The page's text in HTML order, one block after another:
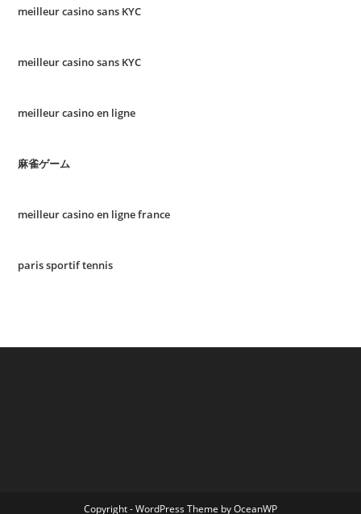
meilleur casino sans KYC
meilleur casino sans KYC
meilleur casino en ligne
麻雀ゲーム
meilleur casino en ligne france
paris sportif tennis
Copyright - WordPress Theme by OceanWP